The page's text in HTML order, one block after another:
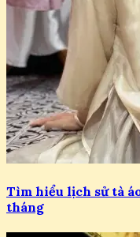
Tìm hiểu lịch sử tà
tháng